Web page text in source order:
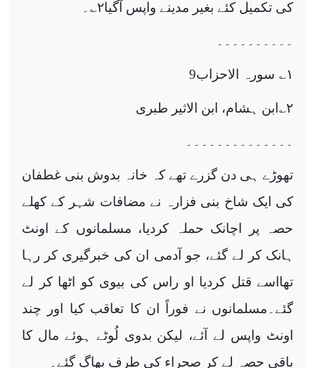
کی تکمیل کئے بغیر مدینے واپس آگیا۲؎۔
۔۔۔۔۔۔۔۔۔۔
۱؎ سورہ الاحزاب9
۲؎ابن ہشام، ابن الاثیر طبری
۔۔۔۔۔۔۔۔۔۔۔۔۔۔
تھوڑے ہی دن گزرے تھے کہ خانہ بدوش بنی غطفان
کی ایک شاخ بنی فزارہ نے مضافات شہر کے کھلے
حصہ پر اچانک حملہ کردیا، مسلمانوں کے اونٹ
ہانک کر لے گئے، جو آدمی ان کی خبرگیری کر رہا
تھااسے قتل کردیا او راس کی بیوی کو اٹھا کر لے
گئے۔مسلمانوں نے فوراً ان کا تعاقب کیا اور چند
اونٹ واپس لے آئے، لیکن بدوی لُوٹے ہوئے مال کا
باقی حصہ لے کر صحراء کی طرف بھاگ گئے۔